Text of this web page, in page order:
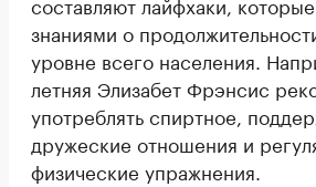
знаниями о
уровне всего населения.
летняя Элизабет Фрэнсис
употреблять спиртное,
дружеские отношения и
физические упражнения.